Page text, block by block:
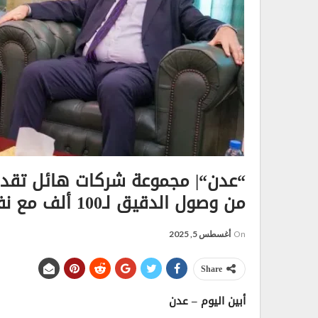
من وصول الدقيق لـ100 ألف مع نفاد البضائع..!
On أغسطس 5, 2025
Share
أبين اليوم – عدن